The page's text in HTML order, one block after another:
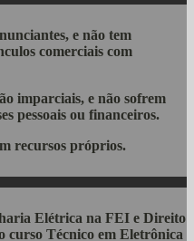
e não tem
comerciais com
imparciais, e não sofrem
pessoais ou financeiros.
recursos próprios.
Elétrica na FEI e Direito
Técnico em Eletrônica